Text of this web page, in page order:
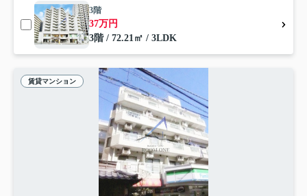
3階
37万円
3階 / 72.21㎡ / 3LDK
賃貸マンション